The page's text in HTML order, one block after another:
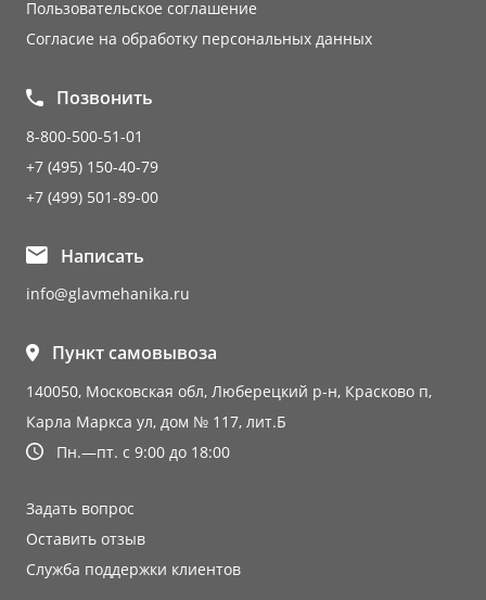
Пользовательское соглашение
Согласие на обработку персональных данных
Позвонить
8-800-500-51-01
+7 (495) 150-40-79
+7 (499) 501-89-00
Написать
info@glavmehanika.ru
Пункт самовывоза
140050, Московская обл, Люберецкий р-н, Красково п,
Карла Маркса ул, дом № 117, лит.Б
Пн.—пт. с 9:00 до 18:00
Задать вопрос
Оставить отзыв
Служба поддержки клиентов